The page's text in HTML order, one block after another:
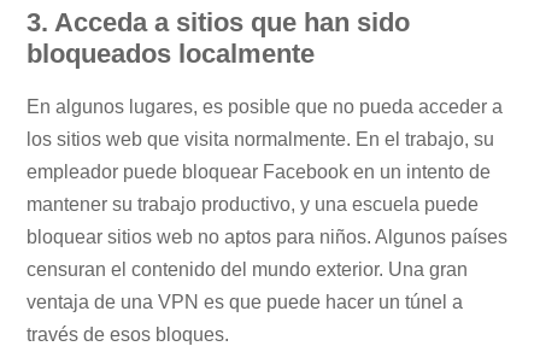
3. Acceda a sitios que han sido
bloqueados localmente
En algunos lugares, es posible que no pueda acceder a
los sitios web que visita normalmente. En el trabajo, su
empleador puede bloquear Facebook en un intento de
mantener su trabajo productivo, y una escuela puede
bloquear sitios web no aptos para niños. Algunos países
censuran el contenido del mundo exterior. Una gran
ventaja de una VPN es que puede hacer un túnel a
través de esos bloques.